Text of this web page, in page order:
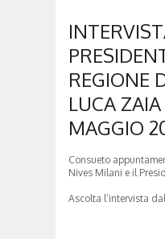
REGIONE
LUCA
MAGGIO
Consueto
Nives Milani e il
Ascolta l’intervista